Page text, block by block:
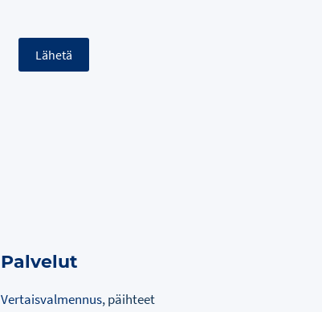
Lähetä
Palvelut
Vertaisvalmennus, päihteet